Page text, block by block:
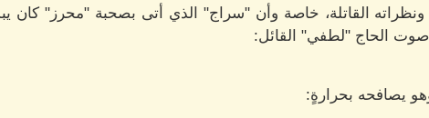
القاتلة، خاصة وأن "سراج" الذي أتى بصحبة "محرز" كان
صوت الحاج "لطفي" القائل:
يصافحه بحرارةٍ: